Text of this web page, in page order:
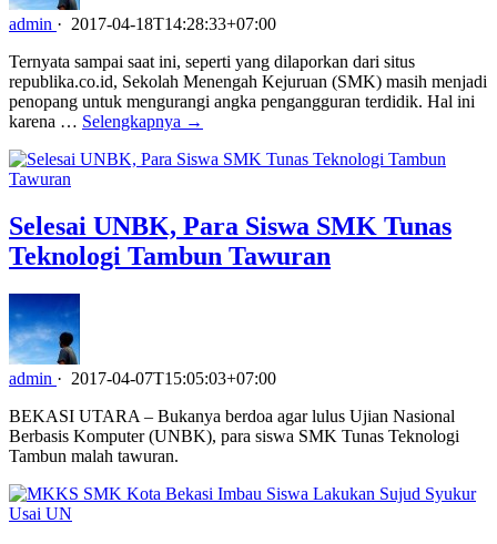
admin · 2017-04-18T14:28:33+07:00
Ternyata sampai saat ini, seperti yang dilaporkan dari situs
republika.co.id, Sekolah Menengah Kejuruan (SMK) masih menjadi
penopang untuk mengurangi angka pengangguran terdidik. Hal ini
karena … Selengkapnya →
Selesai UNBK, Para Siswa SMK Tunas
Teknologi Tambun Tawuran
admin · 2017-04-07T15:05:03+07:00
BEKASI UTARA – Bukanya berdoa agar lulus Ujian Nasional
Berbasis Komputer (UNBK), para siswa SMK Tunas Teknologi
Tambun malah tawuran.